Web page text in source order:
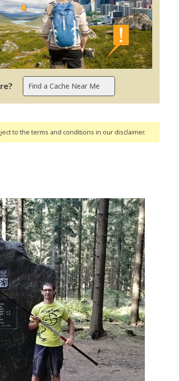
to the terms and conditions in our disclaimer.